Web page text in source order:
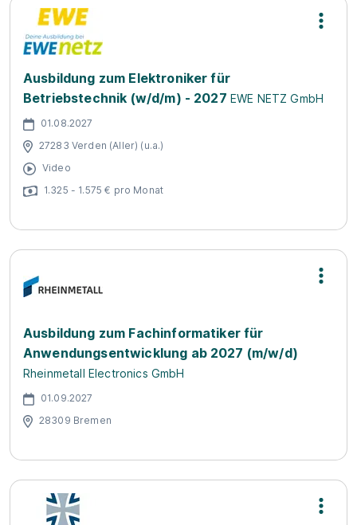
Ausbildung zum Elektroniker für
Betriebstechnik (w/d/m) - 2027 EWE NETZ GmbH
01.08.2027
27283 Verden (Aller) (u.a.)
Video
1.325 - 1.575 € pro Monat
Ausbildung zum Fachinformatiker für
Anwendungsentwicklung ab 2027 (m/w/d)
Rheinmetall Electronics GmbH
01.09.2027
28309 Bremen